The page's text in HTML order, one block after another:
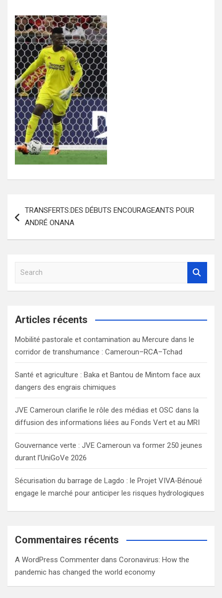
de
TRANSFERTS:DES DÉBUTS ENCOURAGEANTS POUR
ANDRÉ ONANA
a
c
Articles récents
Mobilité pastorale et contamination au Mercure dans le
corridor de transhumance : Cameroun–RCA–Tchad
Santé et agriculture : Baka et Bantou de Mintom face aux
dangers des engrais chimiques
JVE Cameroun clarifie le rôle des médias et OSC dans la
diffusion des informations liées au Fonds Vert et au MRI
Gouvernance verte : JVE Cameroun va former 250 jeunes
durant l’UniGoVe 2026
Sécurisation du barrage de Lagdo : le Projet VIVA‑Bénoué
engage le marché pour anticiper les risques hydrologiques
Commentaires récents
A WordPress Commenter dans Coronavirus: How the
pandemic has changed the world economy